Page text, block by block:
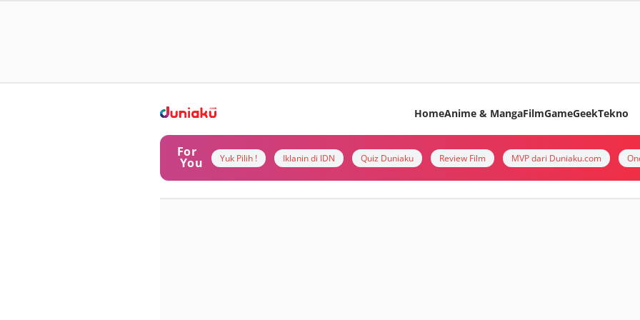
HomeAnime & MangaFilmGameGeekTekno
For
You Yuk Pilih ! Iklanin di IDN Quiz Duniaku Review Film MVP dari Duniaku.com